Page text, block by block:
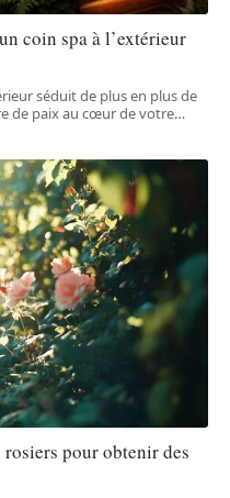
coin spa à l’extérieur
séduit de plus en plus de
de paix au cœur de votre…
pour obtenir des